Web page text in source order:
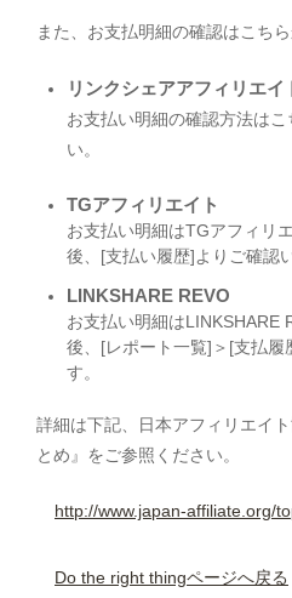
また、お支払明細の確認はこち
リンクシェアアフィリエイ
お支払い明細の確認方法はこ
い。
TGアフィリエイト
お支払い明細はTGアフィリ
後、[支払い履歴]よりご確認
LINKSHARE REVO
お支払い明細はLINKSHARE
後、[レポート一覧]＞[支払履
す。
詳細は下記、日本アフィリエイ
とめ』をご参照ください。
http://www.japan-affiliate.org/
Do the right thingページへ戻る